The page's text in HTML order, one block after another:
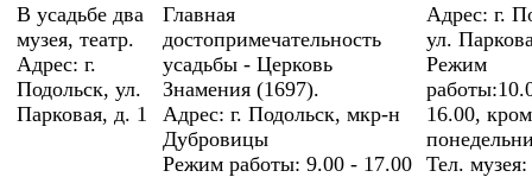
В усадьбе два
музея, театр.
Адрес: г.
Подольск, ул.
Парковая, д. 1
Главная
достопримечательность
усадьбы - Церковь
Знамения (1697).
Адрес: г. Подольск, мкр-н
Дубровицы
Режим работы: 9.00 - 17.00
Адрес: г.
ул.
Режим
16.00,
Тел. музея: